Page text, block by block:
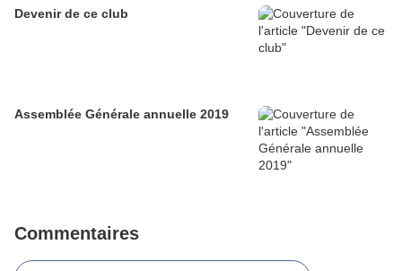
Devenir de ce club
Assemblée Générale annuelle 2019
Commentaires